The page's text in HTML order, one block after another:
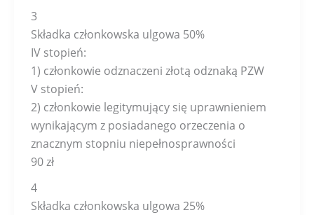
3
Składka członkowska ulgowa 50%
IV stopień:
1) członkowie odznaczeni złotą odznaką PZW
V stopień:
2) członkowie legitymujący się uprawnieniem
wynikającym z posiadanego orzeczenia o
znacznym stopniu niepełnosprawności
90 zł
4
Składka członkowska ulgowa 25%